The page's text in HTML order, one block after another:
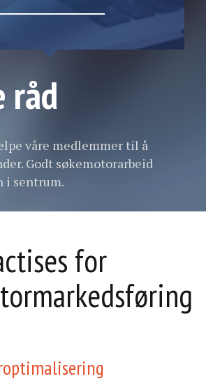
råd
våre medlemmer til å
Godt søkemotorarbeid
i sentrum.
for